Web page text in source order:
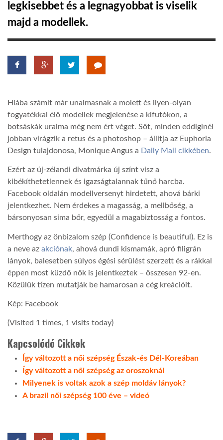
GLOBOTV BP
TROPICALMAGAZIN
AFRIKA TUDÁSTÁR
A NAP SZÉPE
LINKTR.EE
GLOBOZSARU
LATIMO.HU
legkisebbet és a legnagyobbat is viselik
majd a modellek.
Hiába számít már unalmasnak a molett és ilyen-olyan
fogyatékkal élő modellek megjelenése a kifutókon, a
botsáskák uralma még nem ért véget. Sőt, minden eddiginél
jobban virágzik a retus és a photoshop – állítja az Euphoria
Design tulajdonosa, Monique Angus a Daily Mail cikkében.
Ezért az új-zélandi divatmárka új színt visz a
kibékíthetetlennek és igazságtalannak tűnő harcba.
Facebook oldalán modellversenyt hirdetett, ahová bárki
jelentkezhet. Nem érdekes a magasság, a mellbőség, a
bársonyosan sima bőr, egyedül a magabiztosság a fontos.
Merthogy az önbizalom szép (Confidence is beautiful). Ez is
a neve az akciónak, ahová dundi kismamák, apró filigrán
lányok, balesetben súlyos égési sérülést szerzett és a rákkal
éppen most küzdő nők is jelentkeztek – összesen 92-en.
Közülük tízen mutatják be hamarosan a cég kreációit.
Kép: Facebook
(Visited 1 times, 1 visits today)
Kapcsolódó Cikkek
Így változott a női szépség Észak-és Dél-Koreában
Így változott a női szépség az oroszoknál
Milyenek is voltak azok a szép moldáv lányok?
A brazil női szépség 100 éve – videó